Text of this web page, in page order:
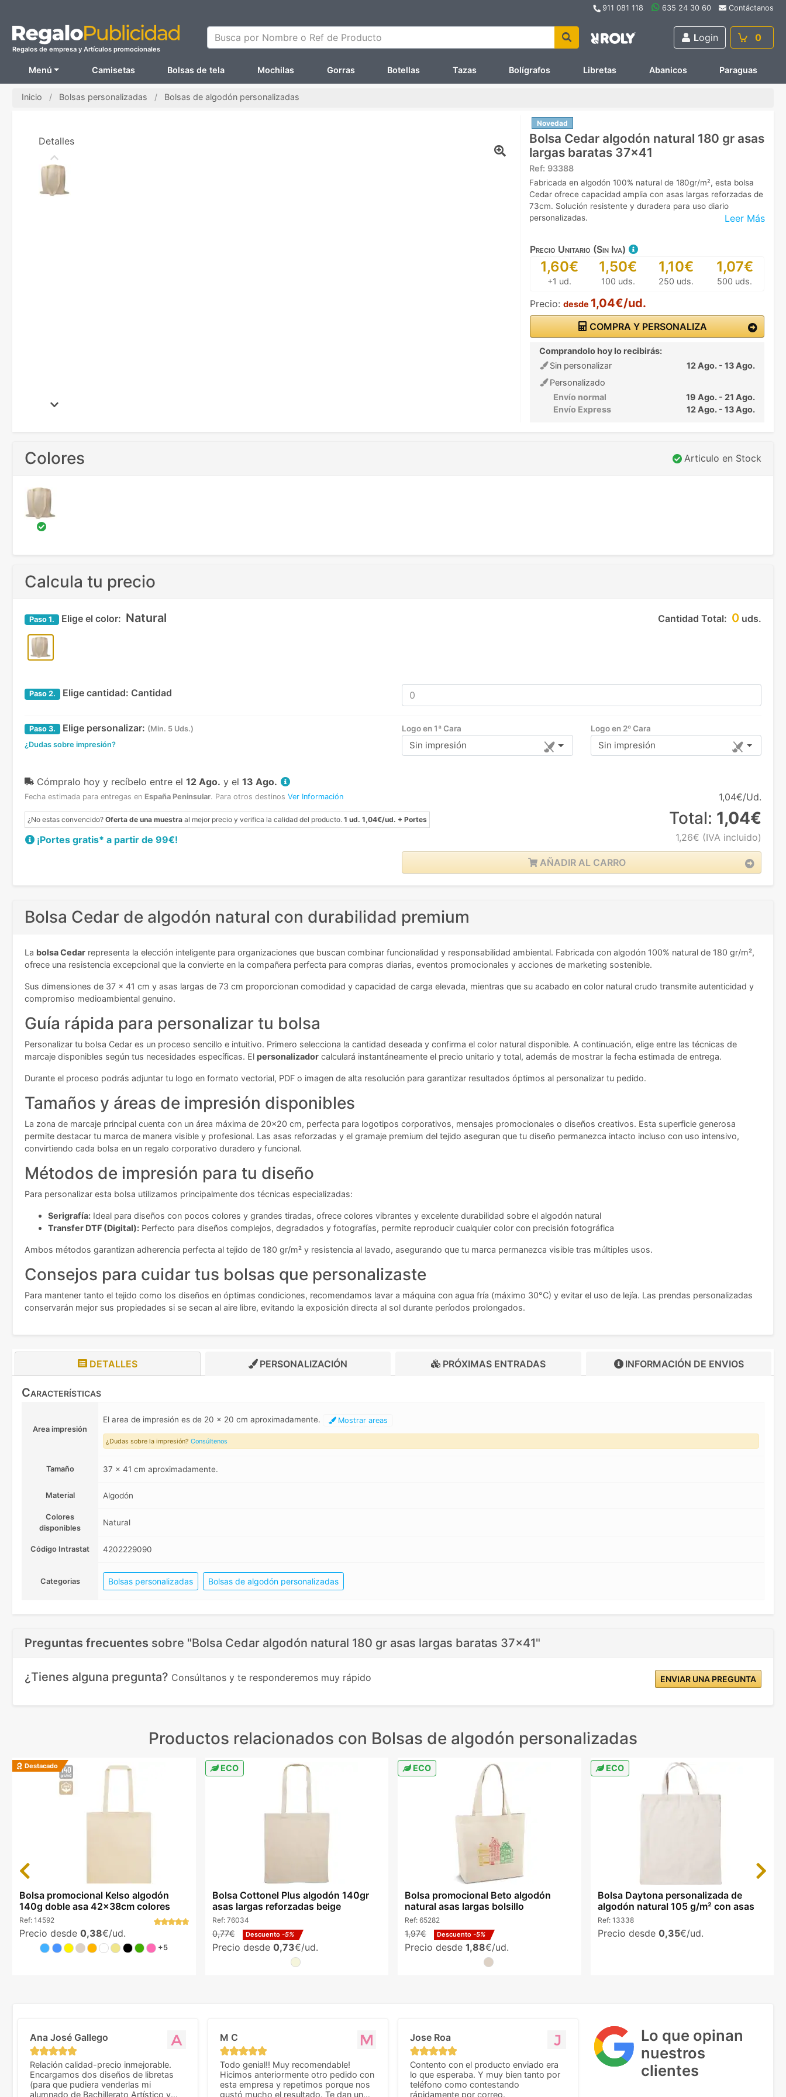
911 081 118 635 24 30 60 Contáctanos
Regalos de empresa y Artículos promocionales
Busca por Nombre o Ref de Producto Login 0
Menú Camisetas Bolsas de tela Mochilas Gorras Botellas Tazas Bolígrafos Libretas Abanicos Paraguas
Inicio Bolsas personalizadas Bolsas de algodón personalizadas
Novedad
Bolsa Cedar algodón natural 180 gr asas
largas baratas 37x41
Ref: 93388
Leer Más
Fabricada en algodón 100% natural de 180gr/m², esta bolsa
Cedar ofrece capacidad amplia con asas largas reforzadas de
73cm. Solución resistente y duradera para uso diario
personalizadas.
Precio Unitario (Sin Iva)
1,60€
+1 ud.
1,50€
100 uds.
1,10€
250 uds.
1,07€
500 uds.
Precio: desde 1,04€/ud.
COMPRA Y PERSONALIZA
Comprandolo hoy lo recibirás:
Sin personalizar
12 Ago. - 13 Ago.
Personalizado
Envío normal
19 Ago. - 21 Ago.
Envío Express
12 Ago. - 13 Ago.
Detalles
Colores Articulo en Stock
Calcula tu precio
Cantidad Total: 0 uds.
Paso 1. Elige el color: Natural
Paso 2. Elige cantidad: Cantidad
Paso 3. Elige personalizar: (Min. 5 Uds.)
¿Dudas sobre impresión?
Logo en 1ª Cara
Sin impresión
Logo en 2º Cara
Sin impresión
Cómpralo hoy y recíbelo entre el 12 Ago. y el 13 Ago.
Fecha estimada para entregas en España Peninsular. Para otros destinos Ver Información
¿No estas convencido? Oferta de una muestra al mejor precio y verifica la calidad del producto. 1 ud. 1,04€/ud. + Portes
¡Portes gratis* a partir de 99€!
1,04€/Ud.
Total: 1,04€
1,26€ (IVA incluido)
AÑADIR AL CARRO
Bolsa Cedar de algodón natural con durabilidad premium
La bolsa Cedar representa la elección inteligente para organizaciones que buscan combinar funcionalidad y responsabilidad ambiental. Fabricada con algodón 100% natural de 180 gr/m²,
ofrece una resistencia excepcional que la convierte en la compañera perfecta para compras diarias, eventos promocionales y acciones de marketing sostenible.
Sus dimensiones de 37 x 41 cm y asas largas de 73 cm proporcionan comodidad y capacidad de carga elevada, mientras que su acabado en color natural crudo transmite autenticidad y
compromiso medioambiental genuino.
Guía rápida para personalizar tu bolsa
Personalizar tu bolsa Cedar es un proceso sencillo e intuitivo. Primero selecciona la cantidad deseada y confirma el color natural disponible. A continuación, elige entre las técnicas de
marcaje disponibles según tus necesidades específicas. El personalizador calculará instantáneamente el precio unitario y total, además de mostrar la fecha estimada de entrega.
Durante el proceso podrás adjuntar tu logo en formato vectorial, PDF o imagen de alta resolución para garantizar resultados óptimos al personalizar tu pedido.
Tamaños y áreas de impresión disponibles
La zona de marcaje principal cuenta con un área máxima de 20x20 cm, perfecta para logotipos corporativos, mensajes promocionales o diseños creativos. Esta superficie generosa
permite destacar tu marca de manera visible y profesional. Las asas reforzadas y el gramaje premium del tejido aseguran que tu diseño permanezca intacto incluso con uso intensivo,
convirtiendo cada bolsa en un regalo corporativo duradero y funcional.
Métodos de impresión para tu diseño
Para personalizar esta bolsa utilizamos principalmente dos técnicas especializadas:
Serigrafía: Ideal para diseños con pocos colores y grandes tiradas, ofrece colores vibrantes y excelente durabilidad sobre el algodón natural
Transfer DTF (Digital): Perfecto para diseños complejos, degradados y fotografías, permite reproducir cualquier color con precisión fotográfica
Ambos métodos garantizan adherencia perfecta al tejido de 180 gr/m² y resistencia al lavado, asegurando que tu marca permanezca visible tras múltiples usos.
Consejos para cuidar tus bolsas que personalizaste
Para mantener tanto el tejido como los diseños en óptimas condiciones, recomendamos lavar a máquina con agua fría (máximo 30°C) y evitar el uso de lejía. Las prendas personalizadas
conservarán mejor sus propiedades si se secan al aire libre, evitando la exposición directa al sol durante períodos prolongados.
DETALLES PERSONALIZACIÓN PRÓXIMAS ENTRADAS INFORMACIÓN DE ENVIOS
Características
Area impresión
El area de impresión es de 20 x 20 cm aproximadamente. Mostrar areas
¿Dudas sobre la impresión? Consúltenos
Tamaño 37 x 41 cm aproximadamente.
Material Algodón
Colores
disponibles
Natural
Código Intrastat 4202229090
Categorias Bolsas personalizadas Bolsas de algodón personalizadas
Preguntas frecuentes sobre "Bolsa Cedar algodón natural 180 gr asas largas baratas 37x41"
¿Tienes alguna pregunta? Consúltanos y te responderemos muy rápido ENVIAR UNA PREGUNTA
Productos relacionados con Bolsas de algodón personalizadas
Destacado
Bolsa promocional Kelso algodón
140g doble asa 42x38cm colores
Ref: 14592
Precio desde 0,38€/ud.
+5
ECO
Bolsa Cottonel Plus algodón 140gr
asas largas reforzadas beige
Ref: 76034
0,77€ Descuento -5%
Precio desde 0,73€/ud.
ECO
Bolsa promocional Beto algodón
natural asas largas bolsillo
Ref: 65282
1,97€ Descuento -5%
Precio desde 1,88€/ud.
ECO
Bolsa Daytona personalizada de
algodón natural 105 g/m² con asas
Ref: 13338
Precio desde 0,35€/ud.
Previous Next
Lo que opinan
nuestros
clientes
Ana José Gallego
Relación calidad-precio inmejorable.
Encargamos dos diseños de libretas
(para que pudiera venderlas mi
alumnado de Bachillerato Artístico y
M C
Todo genial!! Muy recomendable!
Hicimos anteriormente otro pedido con
esta empresa y repetimos porque nos
gustó mucho el resultado. Te dan un
Jose Roa
Contento con el producto enviado era
lo que esperaba. Y muy bien tanto por
teléfono como contestando
rápidamente por correo.